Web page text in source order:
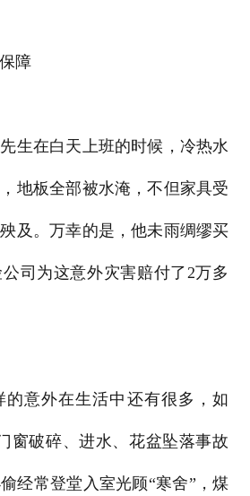
障
在白天上班的时候，冷热水
地板全部被水淹，不但家具受
及。万幸的是，他未雨绸缪买
司为这意外灾害赔付了2万多
意外在生活中还有很多，如
窗破碎、进水、花盆坠落事故
经常登堂入室光顾“寒舍”，煤